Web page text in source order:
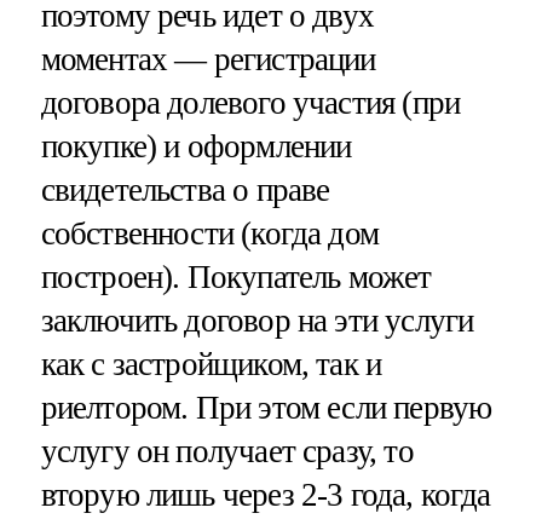
поэтому речь идет о двух
моментах — регистрации
договора долевого участия (при
покупке) и оформлении
свидетельства о праве
собственности (когда дом
построен). Покупатель может
заключить договор на эти услуги
как с застройщиком, так и
риелтором. При этом если первую
услугу он получает сразу, то
вторую лишь через 2-3 года, когда